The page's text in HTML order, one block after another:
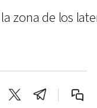
zona de los